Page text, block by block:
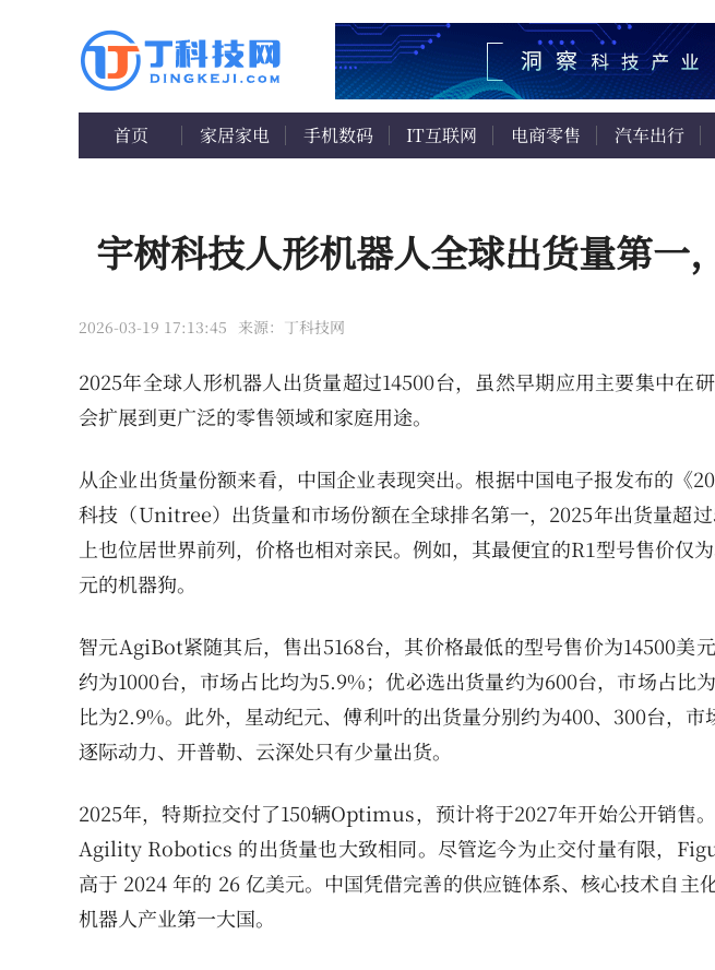
首页 家居家电 手机数码 IT互联网 电商零售 汽车出行
宇树科技人形机器人全球出货量第一
2026-03-19 17:13:45 来源：丁科技网
2025年全球人形机器人出货量超过14500台，虽然早期应用主要集中在
会扩展到更广泛的零售领域和家庭用途。
从企业出货量份额来看，中国企业表现突出。根据中国电子报发布的《
科技（Unitree）出货量和市场份额在全球排名第一，2025年出货量超
上也位居世界前列，价格也相对亲民。例如，其最便宜的R1型号售价仅
元的机器狗。
智元AgiBot紧随其后，售出5168台，其价格最低的型号售价为14500美
约为1000台，市场占比均为5.9%；优必选出货量约为600台，市场占比
比为2.9%。此外，星动纪元、傅利叶的出货量分别约为400、300台，市
逐际动力、开普勒、云深处只有少量出货。
2025年，特斯拉交付了150辆Optimus，预计将于2027年开始公开销售
Agility Robotics 的出货量也大致相同。尽管迄今为止交付量有限，
高于 2024 年的 26 亿美元。中国凭借完善的供应链体系、核心技术自主
机器人产业第一大国。